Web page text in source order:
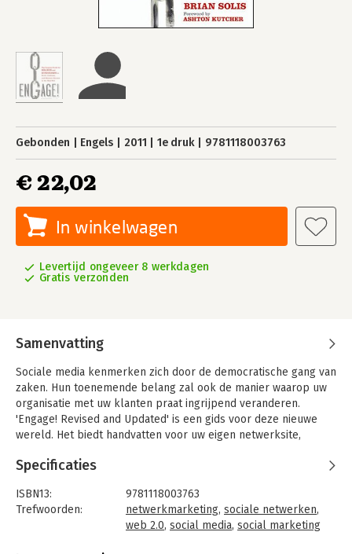
Gebonden Engels 2011 1e druk 9781118003763
€ 22,02
In winkelwagen
Levertijd ongeveer 8 werkdagen
Gratis verzonden
Samenvatting
Sociale media kenmerken zich door de democratische gang van
zaken. Hun toenemende belang zal ook de manier waarop uw
organisatie met uw klanten praat ingrijpend veranderen.
'Engage! Revised and Updated' is een gids voor deze nieuwe
wereld. Het biedt handvatten voor uw eigen netwerksite,
LinkedIn en YouTube en het aantrekken van 'online
neergezet met betrekking tot de organisatie van deelname aan
sociale netwerken.
Specificaties
ISBN13:
9781118003763
Trefwoorden:
netwerkmarketing, sociale netwerken,
web 2.0, social media, social marketing